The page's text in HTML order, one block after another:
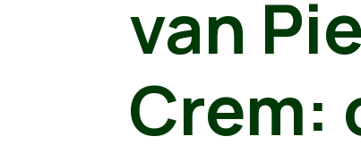
van
Crem: